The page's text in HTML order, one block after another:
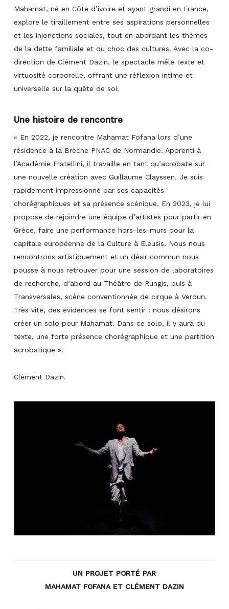
Mahamat, né en Côte d’ivoire et ayant grandi en France,
explore le tiraillement entre ses aspirations personnelles
et les injonctions sociales, tout en abordant les thèmes
de la dette familiale et du choc des cultures. Avec la co-
direction de Clément Dazin, le spectacle mêle texte et
virtuosité corporelle, offrant une réflexion intime et
universelle sur la quête de soi.
Une histoire de rencontre
« En 2022, je rencontre Mahamat Fofana lors d’une
résidence à la Brèche PNAC de Normandie. Apprenti à
l’Académie Fratellini, il travaille en tant qu’acrobate sur
une nouvelle création avec Guillaume Clayssen. Je suis
rapidement impressionné par ses capacités
chorégraphiques et sa présence scénique. En 2023, je lui
propose de rejoindre une équipe d’artistes pour partir en
Grèce, faire une performance hors-les-murs pour la
capitale européenne de la Culture à Eleusis. Nous nous
rencontrons artistiquement et un désir commun nous
pousse à nous retrouver pour une session de laboratoires
de recherche, d’abord au Théâtre de Rungis, puis à
Transversales, scène conventionnée de cirque à Verdun.
Très vite, des évidences se font sentir : nous désirons
créer un solo pour Mahamat. Dans ce solo, il y aura du
texte, une forte présence chorégraphique et une partition
acrobatique ».
Clément Dazin.
UN PROJET PORTÉ PAR
MAHAMAT FOFANA ET CLÉMENT DAZIN